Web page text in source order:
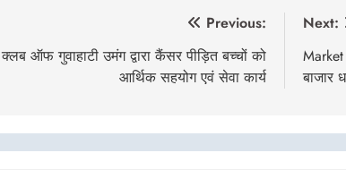
Previous:
ऑफ गुवाहाटी उमंग द्वारा कैंसर पीड़ित बच्चों को
आर्थिक सहयोग एवं सेवा कार्य
Next:
बाजार